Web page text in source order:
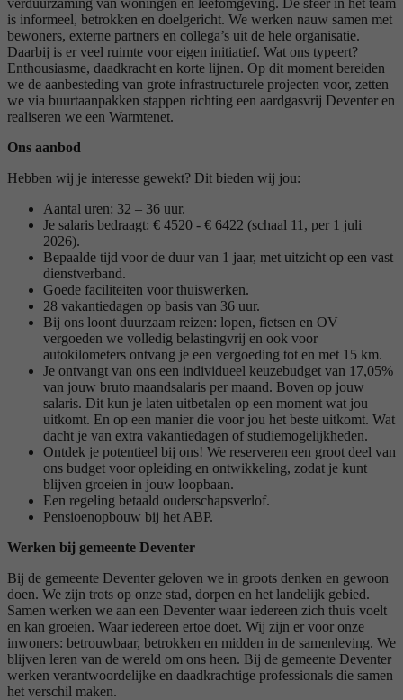
is informeel, betrokken en doelgericht. We werken nauw samen met
bewoners, externe partners en collega’s uit de hele organisatie.
Daarbij is er veel ruimte voor eigen initiatief. Wat ons typeert?
Enthousiasme, daadkracht en korte lijnen. Op dit moment bereiden
we de aanbesteding van grote infrastructurele projecten voor, zetten
we via buurtaanpakken stappen richting een aardgasvrij Deventer en
realiseren we een Warmtenet.
Ons aanbod
Hebben wij je interesse gewekt? Dit bieden wij jou:
Aantal uren: 32 – 36 uur.
Je salaris bedraagt: € 4520 - € 6422 (schaal 11, per 1 juli
2026).
Bepaalde tijd voor de duur van 1 jaar, met uitzicht op een vast
dienstverband.
Goede faciliteiten voor thuiswerken.
28 vakantiedagen op basis van 36 uur.
Bij ons loont duurzaam reizen: lopen, fietsen en OV
vergoeden we volledig belastingvrij en ook voor
autokilometers ontvang je een vergoeding tot en met 15 km.
Je ontvangt van ons een individueel keuzebudget van 17,05%
van jouw bruto maandsalaris per maand. Boven op jouw
salaris. Dit kun je laten uitbetalen op een moment wat jou
uitkomt. En op een manier die voor jou het beste uitkomt. Wat
dacht je van extra vakantiedagen of studiemogelijkheden.
Ontdek je potentieel bij ons! We reserveren een groot deel van
ons budget voor opleiding en ontwikkeling, zodat je kunt
blijven groeien in jouw loopbaan.
Een regeling betaald ouderschapsverlof.
Pensioenopbouw bij het ABP.
Werken bij gemeente Deventer
Bij de gemeente Deventer geloven we in groots denken en gewoon
doen. We zijn trots op onze stad, dorpen en het landelijk gebied.
Samen werken we aan een Deventer waar iedereen zich thuis voelt
en kan groeien. Waar iedereen ertoe doet. Wij zijn er voor onze
inwoners: betrouwbaar, betrokken en midden in de samenleving. We
blijven leren van de wereld om ons heen. Bij de gemeente Deventer
werken verantwoordelijke en daadkrachtige professionals die samen
het verschil maken.